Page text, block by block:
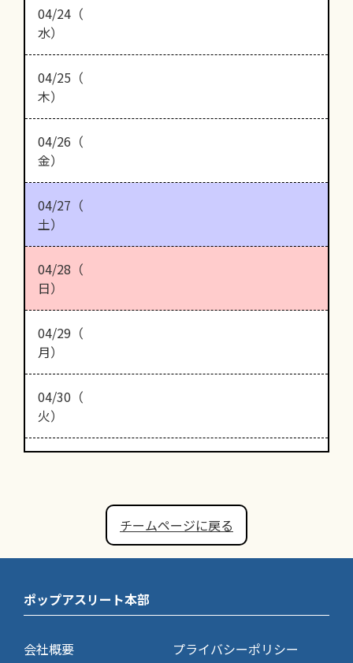
04/24（
水）
04/25（
木）
04/26（
金）
04/27（
土）
04/28（
日）
04/29（
月）
04/30（
火）
チームページに戻る
ポップアスリート本部
会社概要
プライバシーポリシー